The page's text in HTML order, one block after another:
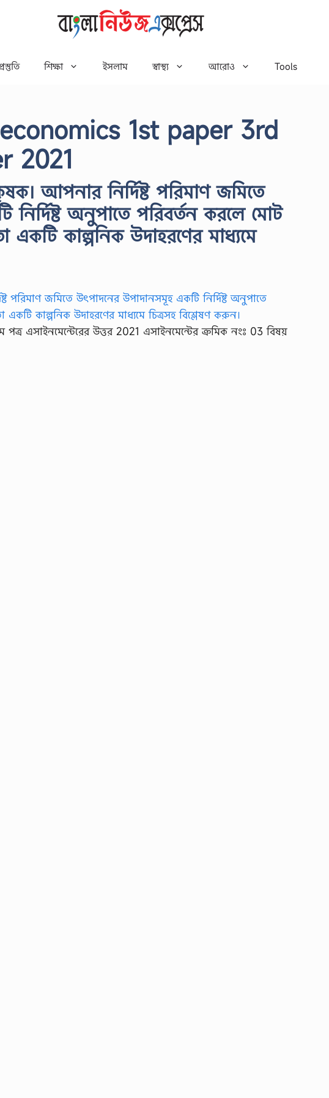
শিক্ষা ইসলাম স্বাস্থ্য আরোও Tools
1st paper 3rd
2021
আপনার নির্দিষ্ট পরিমাণ জমিতে
অনুপাতে পরিবর্তন করলে মোট
একটি কাল্পনিক উদাহরণের মাধ্যমে
এসাইনমেন্টেরের উত্তর 2021 এসাইনমেন্টের ক্রমিক নংঃ 03 বিষয়